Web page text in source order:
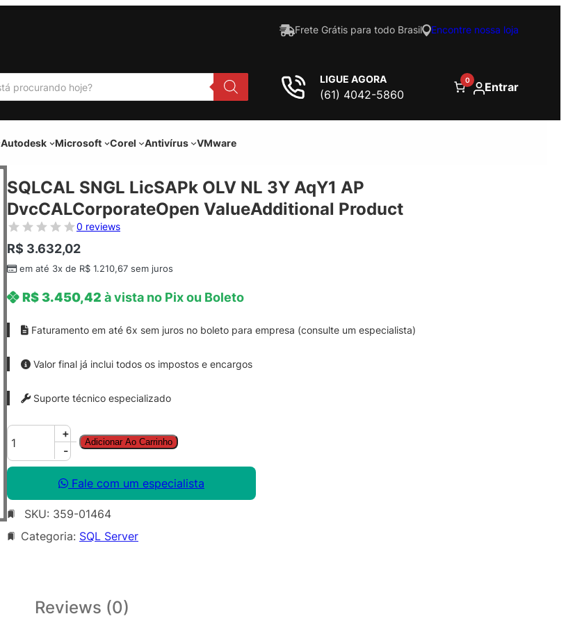
Frete Grátis para todo Brasil Encontre nossa loja
LIGUE AGORA
(61) 4042-5860
0 Entrar
Autodesk Microsoft Corel Antivírus VMware
SQLCAL SNGL LicSAPk OLV NL 3Y AqY1 AP
DvcCALCorporateOpen ValueAdditional Product
0 reviews
R$ 3.632,02
em até 3x de R$ 1.210,67 sem juros
R$3.450,42 à vista no Pix ou Boleto
Faturamento em até 6x sem juros no boleto para empresa (consulte um especialista)
Valor final já inclui todos os impostos e encargos
Suporte técnico especializado
S
Q
L
A
L
S
+
-
Adicionar Ao Carrinho
Fale com um especialista
SKU: 359-01464
Categoria: SQL Server
Reviews (0)